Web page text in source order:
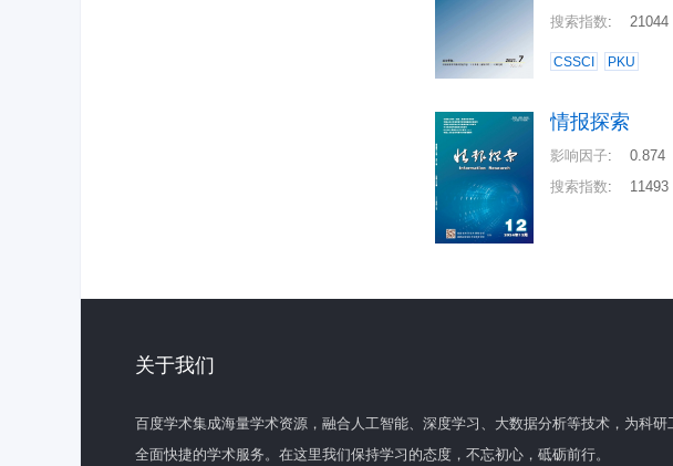
搜索指数: 21044
CSSCI PKU
情报探索
影响因子: 0.874
搜索指数: 11493
关于我们
百度学术集成海量学术资源，融合人工智能、深度学习、大数据分析等技术，为科研
全面快捷的学术服务。在这里我们保持学习的态度，不忘初心，砥砺前行。